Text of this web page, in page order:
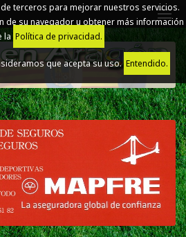
terceros para mejorar nuestros servicios.
de su navegador u obtener más información
la Política de privacidad.
que acepta su uso.Entendido.